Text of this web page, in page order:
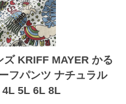
ズ KRIFF MAYER かる
フパンツ ナチュラル
4L 5L 6L 8L